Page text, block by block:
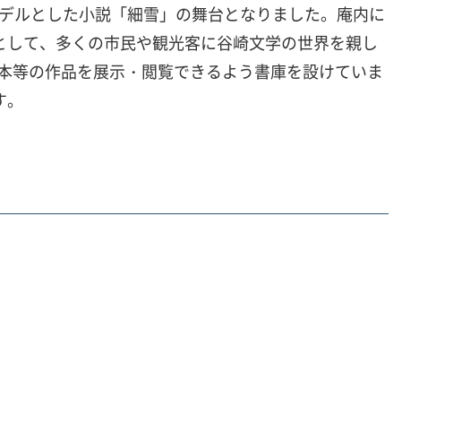
ルとした小説「細雪」の舞台となりました。庵内に
て、多くの市民や観光客に谷崎文学の世界を親し
の作品を展示・閲覧できるよう書庫を設けていま